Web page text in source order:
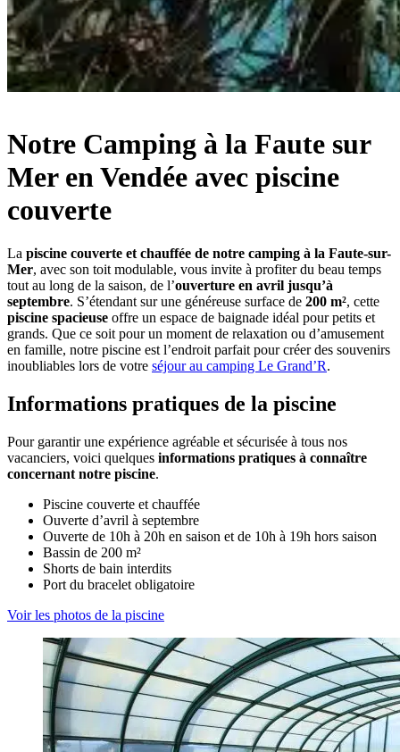
Notre Camping à la Faute sur
Mer en Vendée avec piscine
couverte
La piscine couverte et chauffée de notre camping à la Faute-sur-
Mer, avec son toit modulable, vous invite à profiter du beau temps
tout au long de la saison, de l’ouverture en avril jusqu’à
septembre. S’étendant sur une généreuse surface de 200 m², cette
piscine spacieuse offre un espace de baignade idéal pour petits et
grands. Que ce soit pour un moment de relaxation ou d’amusement
en famille, notre piscine est l’endroit parfait pour créer des souvenirs
inoubliables lors de votre séjour au camping Le Grand’R.
Informations pratiques de la piscine
Pour garantir une expérience agréable et sécurisée à tous nos
vacanciers, voici quelques informations pratiques à connaître
concernant notre piscine.
Piscine couverte et chauffée
Ouverte d’avril à septembre
Ouverte de 10h à 20h en saison et de 10h à 19h hors saison
Bassin de 200 m²
Shorts de bain interdits
Port du bracelet obligatoire
Voir les photos de la piscine